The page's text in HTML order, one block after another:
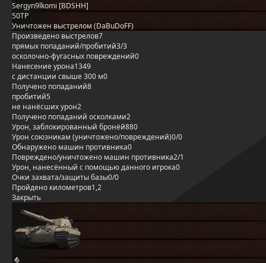
Sergyn9lkomi [BDSHH]
50TP
Уничтожен выстрелом (DaBuDoFF)
Произведено выстрелов7
прямых попаданий/пробитий3/3
осколочно-фугасных повреждений0
Нанесение урона1349
с дистанции свыше 300 м0
Получено попаданий8
пробитий5
не нанёсших урон2
Получено попаданий осколками2
Урон, заблокированный бронёй880
Урон союзникам (уничтожено/повреждений)0/0
Обнаружено машин противника0
Повреждено/уничтожено машин противника2/1
Урон, нанесённый с помощью данного игрока0
Очки захвата/защиты базы0/0
Пройдено километров1,2
Закрыть